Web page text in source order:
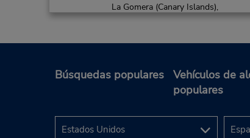
La Gomera (Canary Islands),
Búsquedas populares
Vehículos de
populares